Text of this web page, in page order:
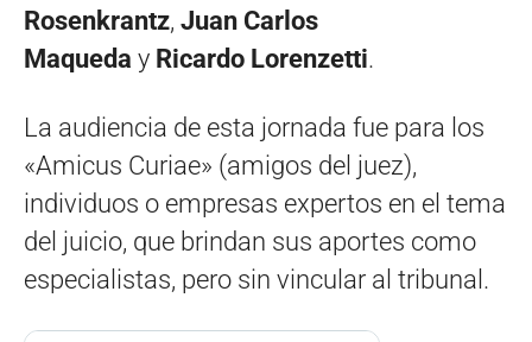
Rosenkrantz, Juan Carlos
Maqueda y Ricardo Lorenzetti.
La audiencia de esta jornada fue para los
«Amicus Curiae» (amigos del juez),
individuos o empresas expertos en el tema
del juicio, que brindan sus aportes como
especialistas, pero sin vincular al tribunal.